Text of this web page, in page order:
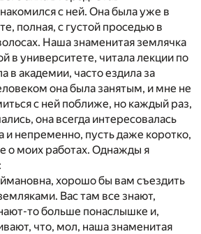
с ней. Она была уже в
полная, с густой проседью в
Наша знаменитая землячка
в университете, читала лекции по
в академии, часто ездила за
она была занятым, и мне не
с ней поближе, но каждый раз,
она всегда интересовалась
и непременно, пусть даже коротко,
о моих работах. Однажды я
хорошо бы вам съездить
Вас там все знают,
то больше понаслышке и,
что, мол, наша знаменитая